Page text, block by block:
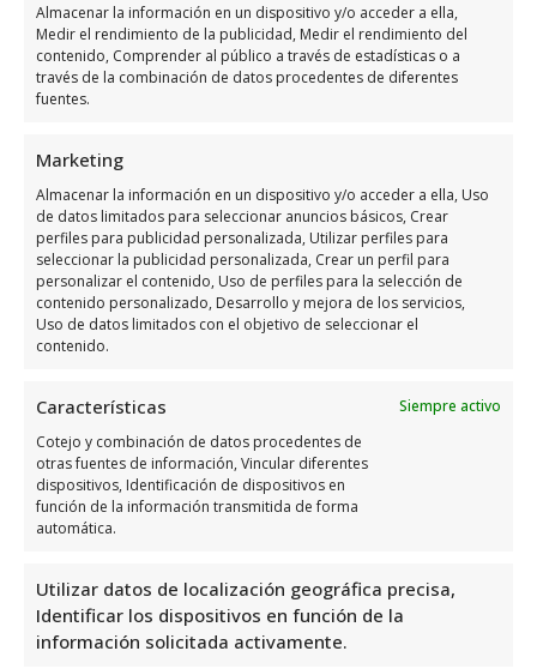
Almacenar la información en un dispositivo y/o acceder a ella,
Medir el rendimiento de la publicidad, Medir el rendimiento del
contenido, Comprender al público a través de estadísticas o a
través de la combinación de datos procedentes de diferentes
fuentes.
Marketing
Almacenar la información en un dispositivo y/o acceder a ella, Uso
de datos limitados para seleccionar anuncios básicos, Crear
perfiles para publicidad personalizada, Utilizar perfiles para
seleccionar la publicidad personalizada, Crear un perfil para
personalizar el contenido, Uso de perfiles para la selección de
contenido personalizado, Desarrollo y mejora de los servicios,
Uso de datos limitados con el objetivo de seleccionar el
contenido.
Características
Siempre activo
Cotejo y combinación de datos procedentes de
otras fuentes de información, Vincular diferentes
dispositivos, Identificación de dispositivos en
función de la información transmitida de forma
automática.
Utilizar datos de localización geográfica precisa,
Identificar los dispositivos en función de la
información solicitada activamente.
Tienda De Deporte Orihuela Polinesia